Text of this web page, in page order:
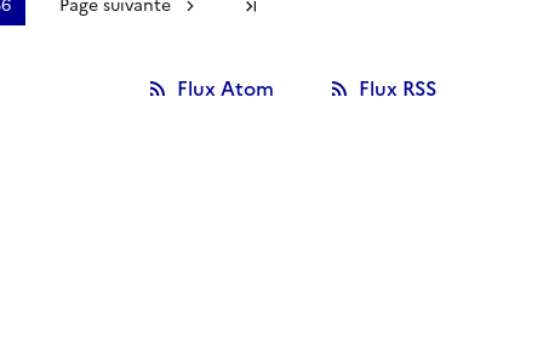
Page suivante
Flux Atom Flux RSS